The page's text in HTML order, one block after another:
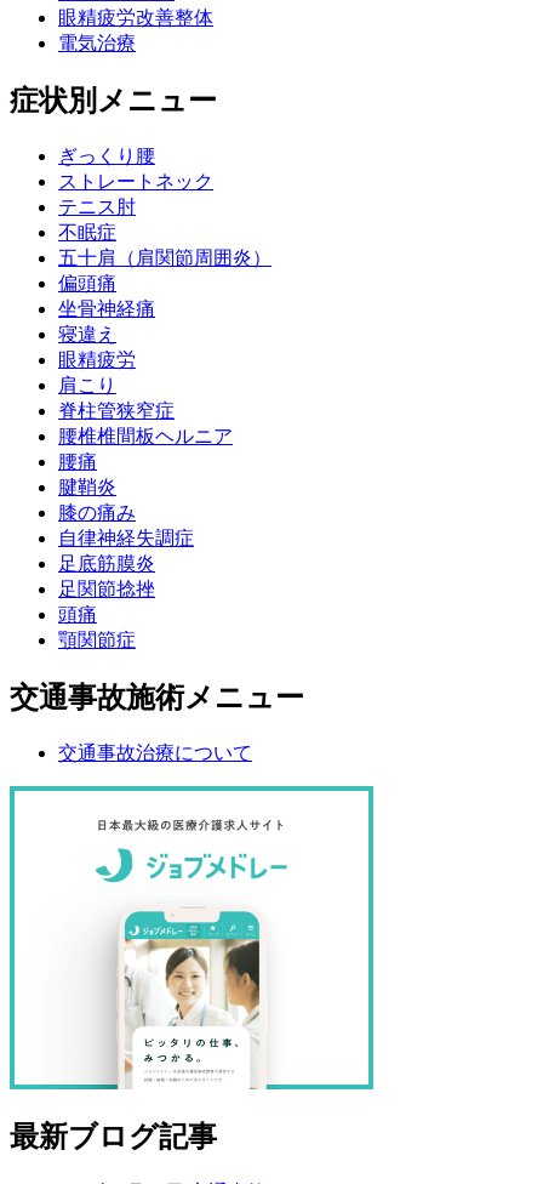
眼精疲労改善整体
電気治療
症状別メニュー
ぎっくり腰
ストレートネック
テニス肘
不眠症
五十肩（肩関節周囲炎）
偏頭痛
坐骨神経痛
寝違え
眼精疲労
肩こり
脊柱管狭窄症
腰椎椎間板ヘルニア
腰痛
腱鞘炎
膝の痛み
自律神経失調症
足底筋膜炎
足関節捻挫
頭痛
顎関節症
交通事故施術メニュー
交通事故治療について
最新ブログ記事